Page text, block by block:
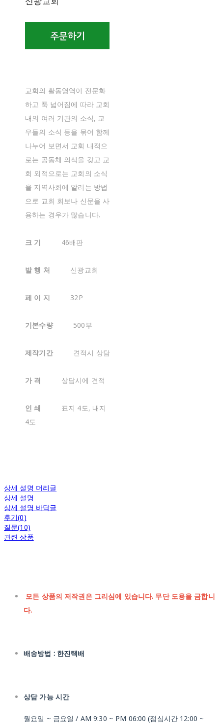
교회의 활동영역이 전문화
하고 푹 넓어짐에 따라 교회
내의 여러 기관의 소식, 교
우들의 소식 등을 묶어 함께
나누어 보면서 교회 내적으
로는 공동체 의식을 갖고 교
회 외적으로는 교회의 소식
을 지역사회에 알리는 방법
으로 교회 회보나 신문을 사
용하는 경우가 많습니다.
크 기 46배판
발 행 처 신광교회
페 이 지 32P
기본수량 500부
제작기간 견적시 상담
가 격 상담시에 견적
인 쇄
표지 4도, 내지
4도
상세 설명 머리글
상세 설명
상세 설명 바닥글
후기(0)
질문(10)
관련 상품
모든 상품의 저작권은 그리심에 있습니다. 무단 도용을 금합니
다.
배송방법 : 한진택배
상담 가능 시간
월요일 ~ 금요일 / AM 9:30 ~ PM 06:00 (점심시간 12:00 ~